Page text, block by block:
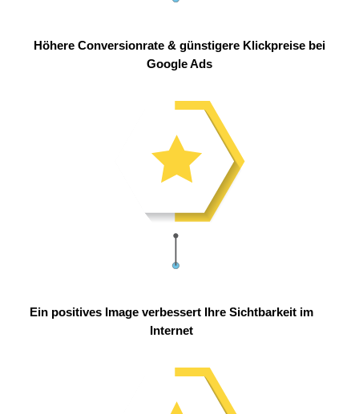
Höhere Conversionrate & günstigere Klickpreise bei
Google Ads
Ein positives Image verbessert Ihre Sichtbarkeit im
Internet